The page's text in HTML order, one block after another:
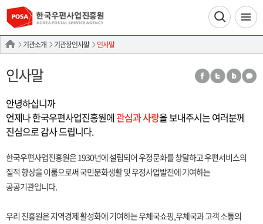
기관소개 기관장인사말 인사말
인사말
안녕하십니까
언제나 한국우편사업진흥원에관심과 사랑을 보내주시는 여러분께
진심으로 감사 드립니다.
한국우편사업진흥원은 1930년에 설립되어 우정문화를 창달하고 우편서비스의
질적 향상을 이룸으로써 국민문화생활 및 우정사업발전에 기여하는
공공기관입니다.
우리 진흥원은 지역경제 활성화에 기여하는 우체국쇼핑,우체국과 고객 소통의